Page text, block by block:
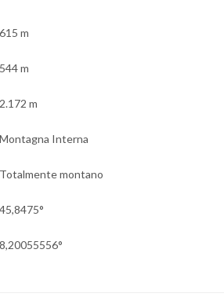
615 m
544 m
2.172 m
Montagna Interna
Totalmente montano
45,8475°
8,20055556°